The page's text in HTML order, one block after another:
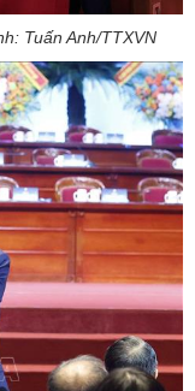
Tuấn Anh/TTXVN